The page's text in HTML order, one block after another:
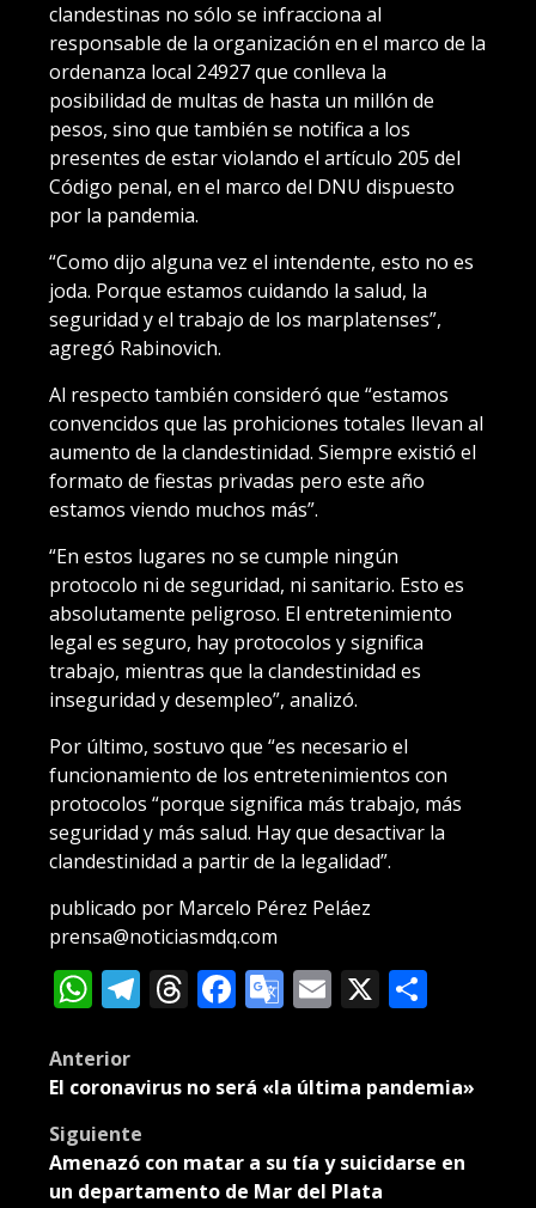
clandestinas no sólo se infracciona al
responsable de la organización en el marco de la
ordenanza local 24927 que conlleva la
posibilidad de multas de hasta un millón de
pesos, sino que también se notifica a los
presentes de estar violando el artículo 205 del
Código penal, en el marco del DNU dispuesto
por la pandemia.
“Como dijo alguna vez el intendente, esto no es
joda. Porque estamos cuidando la salud, la
seguridad y el trabajo de los marplatenses”,
agregó Rabinovich.
Al respecto también consideró que “estamos
convencidos que las prohiciones totales llevan al
aumento de la clandestinidad. Siempre existió el
formato de fiestas privadas pero este año
estamos viendo muchos más”.
“En estos lugares no se cumple ningún
protocolo ni de seguridad, ni sanitario. Esto es
absolutamente peligroso. El entretenimiento
legal es seguro, hay protocolos y significa
trabajo, mientras que la clandestinidad es
inseguridad y desempleo”, analizó.
Por último, sostuvo que “es necesario el
funcionamiento de los entretenimientos con
protocolos “porque significa más trabajo, más
seguridad y más salud. Hay que desactivar la
clandestinidad a partir de la legalidad”.
publicado por Marcelo Pérez Peláez
prensa@noticiasmdq.com
WhatsApp
Telegram
Threads
Facebook
Google
Email
X
Post
Anterior
El coronavirus no será «la última pandemia»
Siguiente
Amenazó con matar a su tía y suicidarse en
un departamento de Mar del Plata